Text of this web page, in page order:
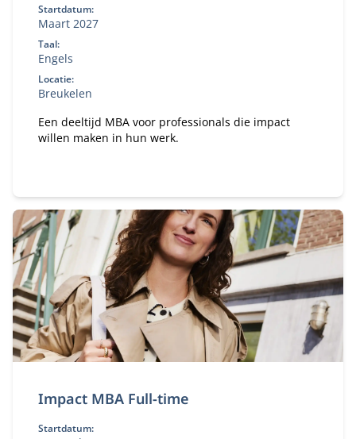
Startdatum:
Maart 2027
Taal:
Engels
Locatie:
Breukelen
Een deeltijd MBA voor professionals die impact
willen maken in hun werk.
Impact MBA Full-time
Startdatum: